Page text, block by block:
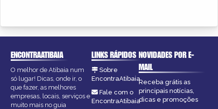
ENCONTRAATIBAIA
O melhor de Atibaia num
só lugar! Dicas, onde ir, o
que fazer, as melhores
empresas, locais, serviços e
muito mais no guia
LINKS RÁPIDOS
Sobre
EncontraAtibaia
Fale com o
EncontraAtibaia
NOVIDADES POR E-
MAIL
Receba grátis as
principais notícias,
dicas e promoções